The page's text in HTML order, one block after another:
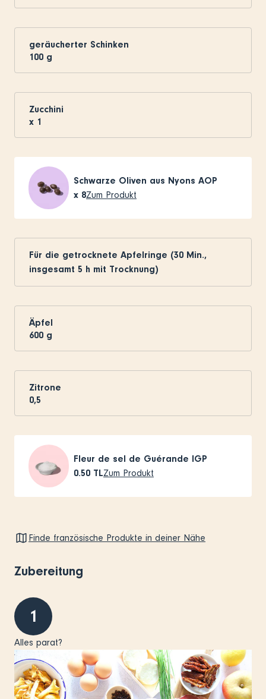
geräucherter Schinken
100 g
Zucchini
x 1
Schwarze Oliven aus Nyons AOP
x 8Zum Produkt
Für die getrocknete Apfelringe (30 Min.,
insgesamt 5 h mit Trocknung)
Äpfel
600 g
Zitrone
0,5
Fleur de sel de Guérande IGP
0.50 TLZum Produkt
Finde französische Produkte in deiner Nähe
Zubereitung
1
Alles parat?